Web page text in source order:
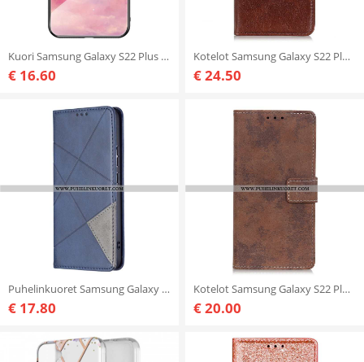
Kuori Samsung Galaxy S22 Plus 5G Beauty Karkaistu Lasi
€ 16.60
Kotelot Samsung Galaxy S22 Plus 5G Halkaistu Nappan Nahka
€ 24.50
Puhelinkuoret Samsung Galaxy S22 Plus 5G Kotelot Flip Taiteilija Tyyli
€ 17.80
Kotelot Samsung Galaxy S22 Plus 5G Vintage Nahkaefekti
€ 20.00